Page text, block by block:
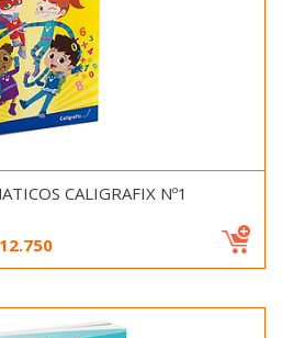
CALIGRAFIX Nº1
12.750